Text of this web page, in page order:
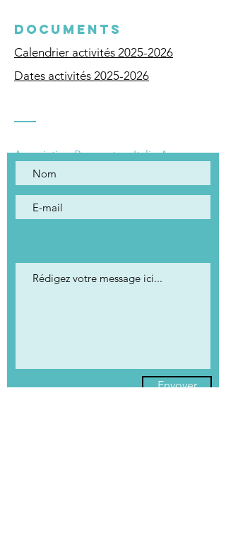
DOCUMENTS
Calendrier activités 2025-2026
Dates activités 2025-2026
Association Rencontres Italie Annecy
15 avenue du Stand
74000 ANNECY​​​
association.aria74@gmail.com
Envoyer